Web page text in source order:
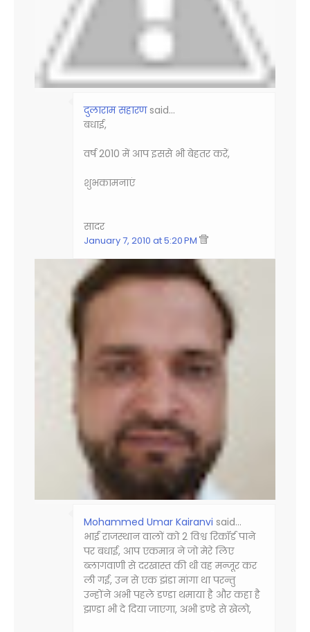
दुलाराम सहारणsaid…
बधाई,
वर्ष 2010 में आप इससे भी बेहतर करें,
शुभकामनाएं
सादर
January 7, 2010 at 5:20 PM
Mohammed Umar Kairanvi said…
भाई राजस्‍थान वालों को 2 विश्व रिकॉर्ड पाने
पर बधाई, आप एकमात्र ने जो मेरे लिए
ब्‍लागवाणी से दरखास्‍त की थी वह मन्‍जूर कर
ली गई, उन से एक झंडा मांगा था परन्‍तु
उन्‍होंने अभी पहले डण्‍डा थमाया है और कहा है
झण्‍डा भी दे दिया जाएगा, अभी डण्‍डे से खेलो,